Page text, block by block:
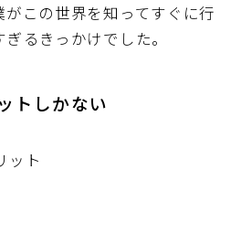
この世界を知ってすぐに行
るきっかけでした。
トしかない
ット